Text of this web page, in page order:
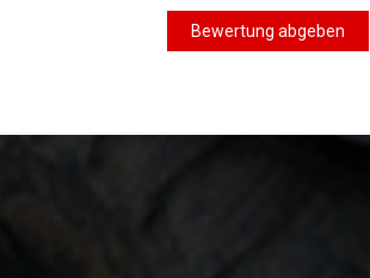
Bewertung abgeben